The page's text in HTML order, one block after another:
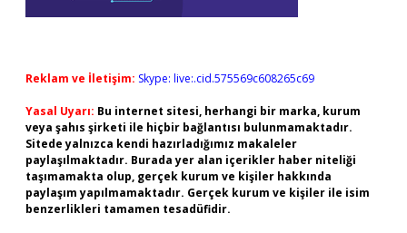
Reklam ve İletişim: Skype: live:.cid.575569c608265c69
Yasal Uyarı: Bu internet sitesi, herhangi bir marka, kurum
veya şahıs şirketi ile hiçbir bağlantısı bulunmamaktadır.
Sitede yalnızca kendi hazırladığımız makaleler
paylaşılmaktadır. Burada yer alan içerikler haber niteliği
taşımamakta olup, gerçek kurum ve kişiler hakkında
paylaşım yapılmamaktadır. Gerçek kurum ve kişiler ile isim
benzerlikleri tamamen tesadüfidir.